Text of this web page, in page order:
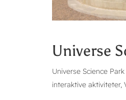
Universe
Universe Science
interaktive aktiviteter,